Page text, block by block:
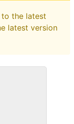
the latest
latest version